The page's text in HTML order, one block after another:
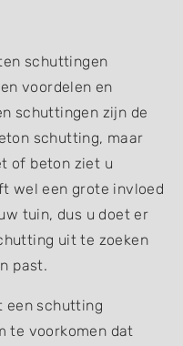
schuttingen
voordelen en
schuttingen zijn de
schutting, maar
of beton ziet u
wel een grote invloed
tuin, dus u doet er
uit te zoeken
past.
een schutting
te voorkomen dat